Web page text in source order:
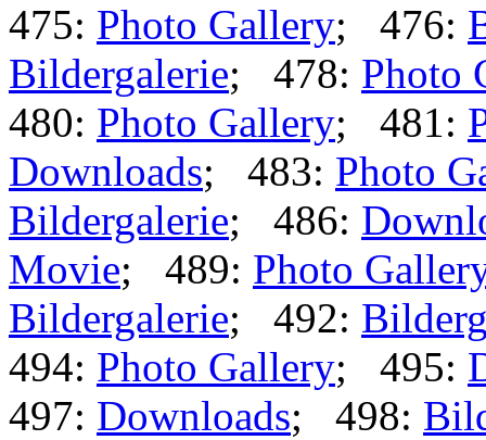
475: Photo Gallery; 476:
Bildergalerie; 478: Photo
480: Photo Gallery; 481:
Downloads; 483: Photo
Bildergalerie; 486:
Movie; 489: Photo
Bildergalerie; 492:
494: Photo Gallery; 495:
497: Downloads; 498: